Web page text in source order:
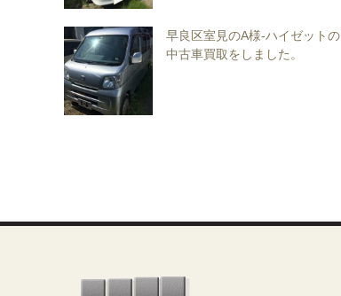
早良区室見のA様-ハイゼットの
中古車買取をしました。